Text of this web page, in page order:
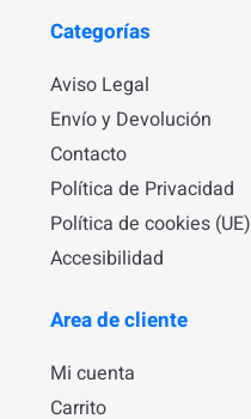
Categorías
Aviso Legal
Envío y Devolución
Contacto
Política de Privacidad
Política de cookies (UE)
Accesibilidad
Area de cliente
Mi cuenta
Carrito